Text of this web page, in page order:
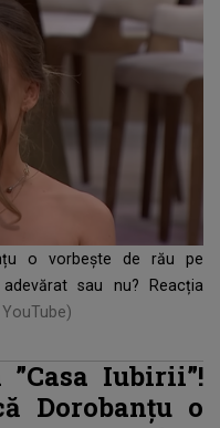
o vorbește de rău pe
sau nu? Reacția
Iubirii”!
Dorobanțu o